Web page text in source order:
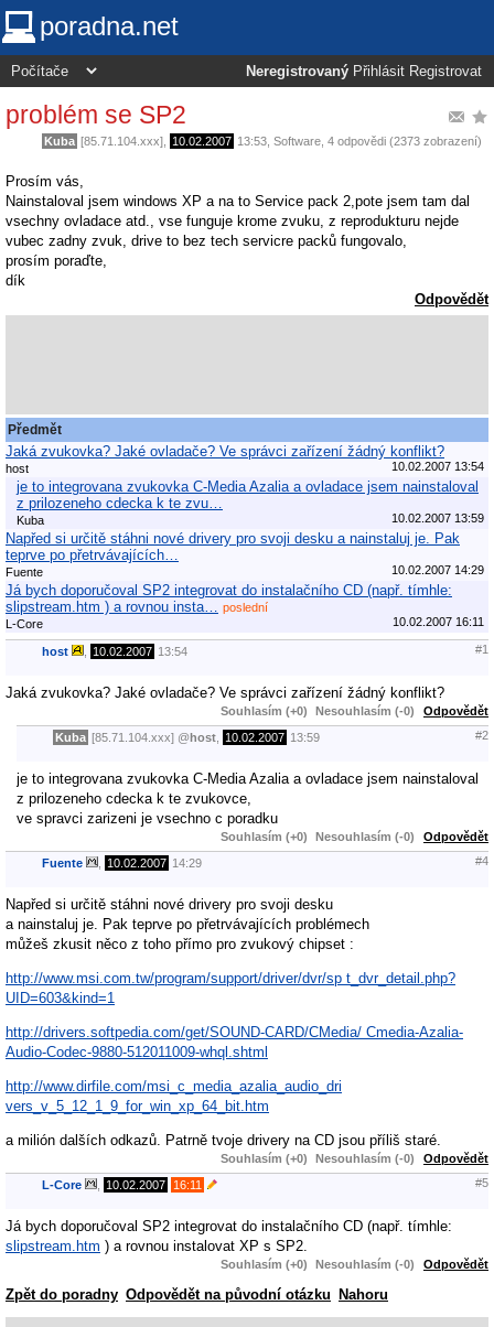
poradna.net
Neregistrovaný Přihlásit Registrovat
problém se SP2
Kuba [85.71.104.xxx], 10.02.2007 13:53 Software , 4 odpovědi (2373 zobrazení)
Prosím vás,
Nainstaloval jsem windows XP a na to Service pack 2,pote jsem tam dal
vsechny ovladace atd., vse funguje krome zvuku, z reprodukturu nejde
vubec zadny zvuk, drive to bez tech servicre packů fungovalo,
prosím poraďte,
dík
Odpovědět
Předmět
Jaká zvukovka? Jaké ovladače? Ve správci zařízení žádný konflikt?
host 10.02.2007 13:54
je to integrovana zvukovka C-Media Azalia a ovladace jsem nainstaloval
z prilozeneho cdecka k te zvu…
Kuba 10.02.2007 13:59
Napřed si určitě stáhni nové drivery pro svoji desku a nainstaluj je. Pak
teprve po přetrvávajících…
Fuente 10.02.2007 14:29
Já bych doporučoval SP2 integrovat do instalačního CD (např. tímhle:
slipstream.htm ) a rovnou insta…
poslední
L-Core
10.02.2007 16:11
host 10.02.2007 13:54 #1
Jaká zvukovka? Jaké ovladače? Ve správci zařízení žádný konflikt?
Souhlasím (+0) Nesouhlasím (-0) Odpovědět
Kuba [85.71.104.xxx] @host 10.02.2007 13:59 #2
je to integrovana zvukovka C-Media Azalia a ovladace jsem nainstaloval
z prilozeneho cdecka k te zvukovce,
ve spravci zarizeni je vsechno c poradku
Souhlasím (+0) Nesouhlasím (-0) Odpovědět
Fuente 10.02.2007 14:29 #4
Napřed si určitě stáhni nové drivery pro svoji desku
a nainstaluj je. Pak teprve po přetrvávajících problémech
můžeš zkusit něco z toho přímo pro zvukový chipset :
http://www.msi.com.tw/program/support/driver/dvr/sp t_dvr_detail.php?
UID=603&kind=1
http://drivers.softpedia.com/get/SOUND-CARD/CMedia/ Cmedia-Azalia-
Audio-Codec-9880-512011009-whql.shtml
http://www.dirfile.com/msi_c_media_azalia_audio_dri
vers_v_5_12_1_9_for_win_xp_64_bit.htm
a milión dalších odkazů. Patrně tvoje drivery na CD jsou příliš staré.
Souhlasím (+0) Nesouhlasím (-0) Odpovědět
L-Core 10.02.2007 16:11 #5
Já bych doporučoval SP2 integrovat do instalačního CD (např. tímhle:
slipstream.htm ) a rovnou instalovat XP s SP2.
Souhlasím (+0) Nesouhlasím (-0) Odpovědět
Zpět do poradny Odpovědět na původní otázku Nahoru